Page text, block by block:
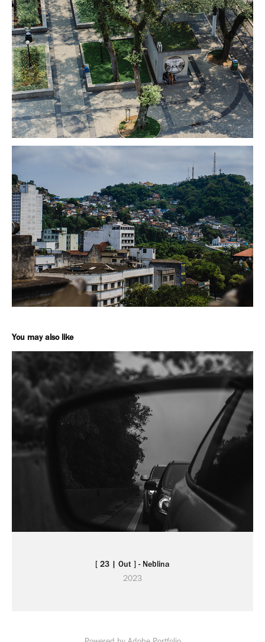
You may also like
[ 23 | Out ] - Neblina
2023